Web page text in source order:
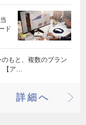
ド
のもと、複数のブラン
【ア…
詳細へ